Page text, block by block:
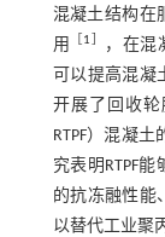
混凝土结构在
用
1
，在混
可以提高混凝
开展了回收轮
RTPF）混凝土
究表明RTPF
的抗冻融性能
以替代工业聚